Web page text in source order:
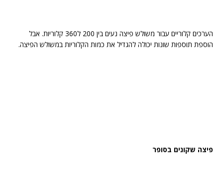
הערכים קלוריים עבור משולש פיצה נעים בין 200 ל360 קלוריות. אבל
הוספת תוספות שונות יכולה להגדיל את כמות הקלוריות במשולש הפיצה.
פיצה שקונים בסופר